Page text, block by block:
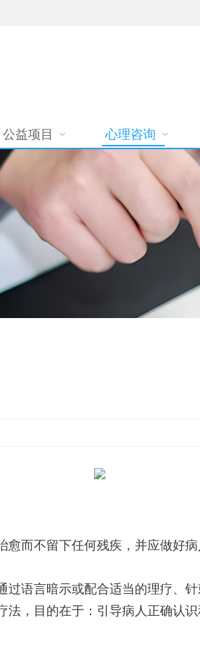
公益项目 心理咨询
愈而不留下任何残疾，并应做好
语言暗示或配合适当的理疗、针
，目的在于：引导病人正确认